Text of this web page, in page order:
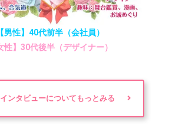
【男性】40代前半（会社員）
性】30代後半（デザイナー）
ンタビューについてもっとみる